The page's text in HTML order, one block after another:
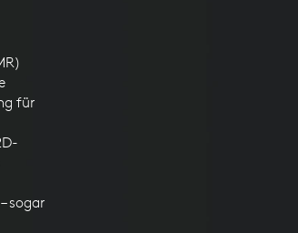
für
sogar